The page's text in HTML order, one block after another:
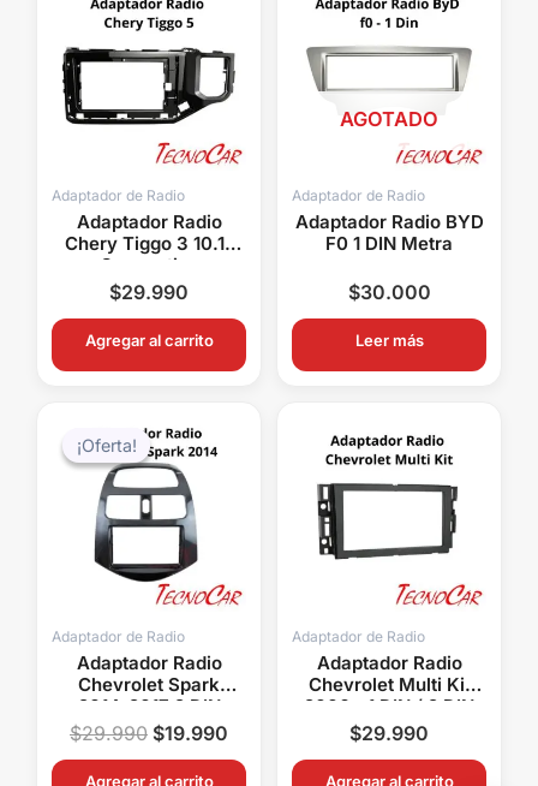
Adaptador de Radio
Adaptador Radio
Chery Tiggo 3 10.1″
Connection
AMCE017T
$29.990
Agregar al carrito
AGOTADO
Adaptador de Radio
Adaptador Radio BYD
F0 1 DIN Metra
$30.000
Leer más
¡Oferta!
¡Oferta!
Adaptador de Radio
Adaptador Radio
Chevrolet Spark
2014-2017 2 DIN
Connection ACH-018
$29.990
precio
original
era:
$29.990.
$19.990
Agregar al carrito
Adaptador de Radio
Adaptador Radio
Chevrolet Multi Kit
2006+ 1 DIN / 2 DIN
Metra ACH99-3305
$29.990
Agregar al carrito